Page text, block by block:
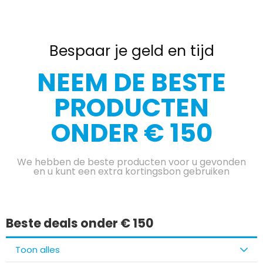
Bespaar je geld en tijd
NEEM DE BESTE
PRODUCTEN
ONDER € 150
We hebben de beste producten voor u gevonden
en u kunt een extra kortingsbon gebruiken
Beste deals onder € 150
Toon alles